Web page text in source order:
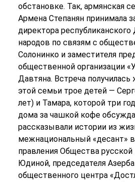
обстановке. Так, армянская
Армена Степанян принимала
директора
народов по связям с
Солонинко и заместителя
общественной организации
Давтяна. Встреча
этой семьи трое детей —
лет) и Тамара, которой три
дома за чашкой кофе
рассказывали истории из
межнациональный «десант»
правления Общества
Юдиной, председателя
общественного центра